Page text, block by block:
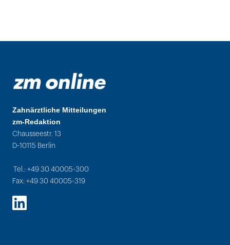
Zahnärztliche Mitteilungen
zm-Redaktion
Chausseestr. 13
D-10115 Berlin
Tel.: +49 30 40005-300
Fax: +49 30 40005-319
LinkedIn